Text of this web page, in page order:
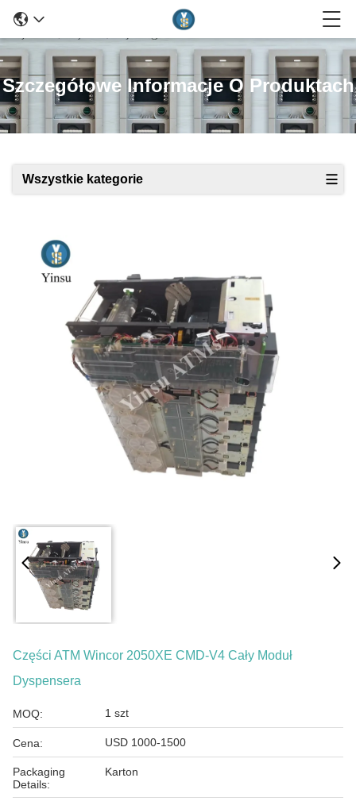
Szczegółowe Informacje O Produktach
Wszystkie kategorie
Części ATM Wincor 2050XE CMD-V4 Cały Moduł
Dyspensera
MOQ: 1 szt
Cena: USD 1000-1500
Packaging
Details:
Karton